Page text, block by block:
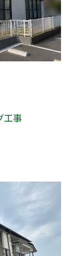
工事